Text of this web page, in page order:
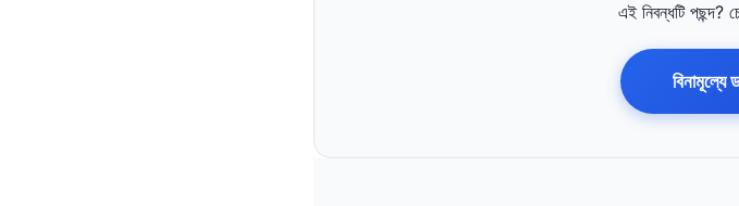
এই নিবন্ধটি পছন্দ?
বিনামূল্যে